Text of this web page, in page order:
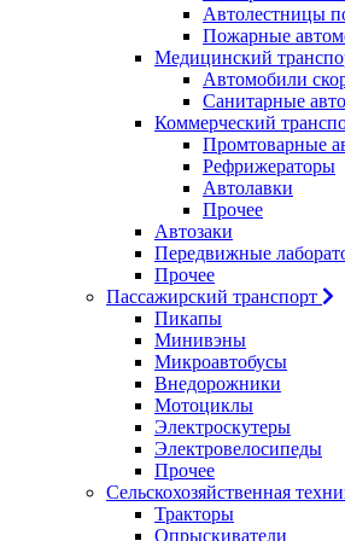
Автолестницы
Пожарные
Медицинский
Автомобили
Санитарные
Коммерческий
Промтоварные
Рефрижераторы
Автолавки
Прочее
Автозаки
Передвижные
Прочее
Пассажирский транспорт
Пикапы
Минивэны
Микроавтобусы
Внедорожники
Мотоциклы
Электроскутеры
Электровелосипеды
Прочее
Сельскохозяйственная
Тракторы
Опрыскиватели